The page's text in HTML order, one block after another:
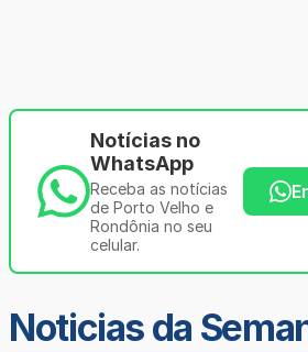
Notícias no
WhatsApp
Receba as notícias
de Porto Velho e
Rondônia no seu
celular.
Noticias da